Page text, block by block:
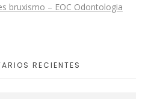
bruxismo – EOC Odontologia
RECIENTES